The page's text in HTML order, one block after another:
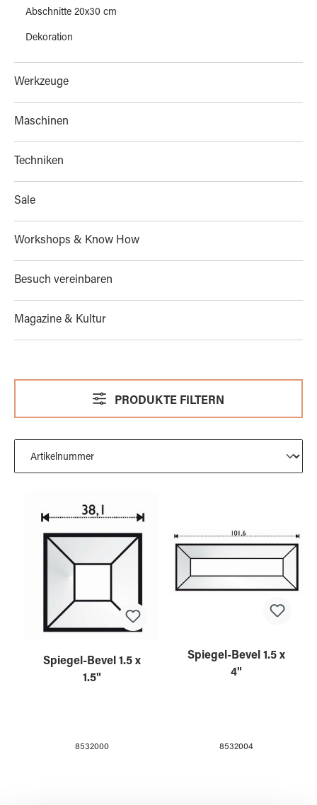
Abschnitte 20x30 cm
Dekoration
Werkzeuge
Maschinen
Techniken
Sale
Workshops & Know How
Besuch vereinbaren
Magazine & Kultur
PRODUKTE FILTERN
Spiegel-Bevel 1.5 x
1.5"
8532000
Spiegel-Bevel 1.5 x
4"
8532004